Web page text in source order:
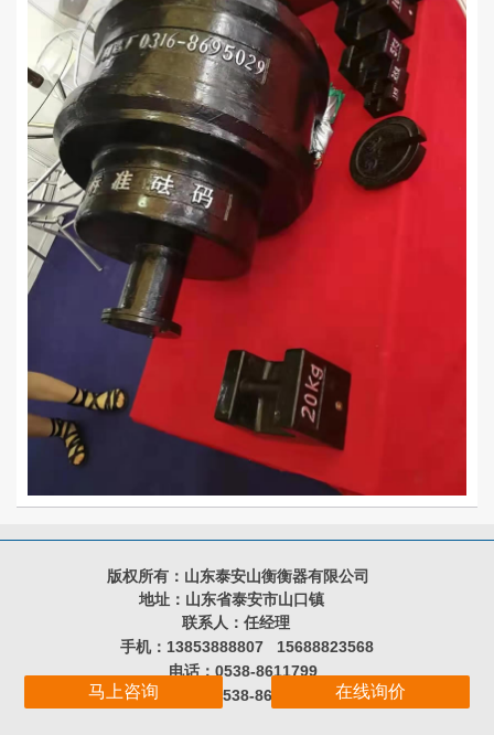
马上咨询 在线询价
版权所有：山东泰安山衡衡器有限公司
地址：山东省泰安市山口镇
联系人：任经理
手机：13853888807 15688823568
电话：0538-8611799
0538-8616799